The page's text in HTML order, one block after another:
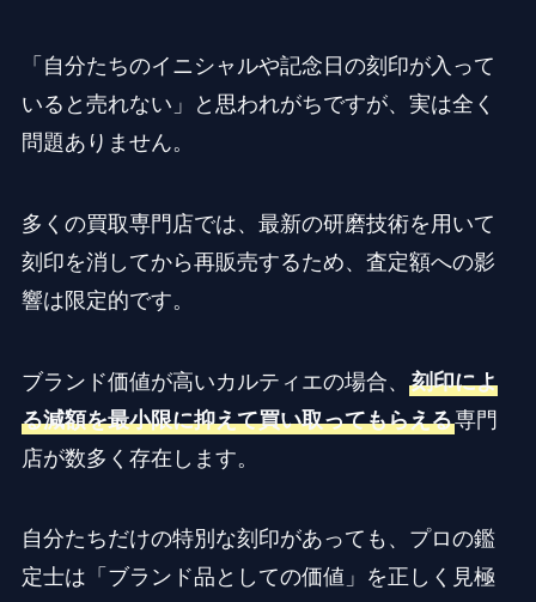
「自分たちのイニシャルや記念日の刻印が入って
いると売れない」と思われがちですが、実は全く
問題ありません。
多くの買取専門店では、最新の研磨技術を用いて
刻印を消してから再販売するため、査定額への影
響は限定的です。
ブランド価値が高いカルティエの場合、 刻印によ
る減額を最小限に抑えて買い取ってもらえる専門
店が数多く存在します。
自分たちだけの特別な刻印があっても、プロの鑑
定士は「ブランド品としての価値」を正しく見極